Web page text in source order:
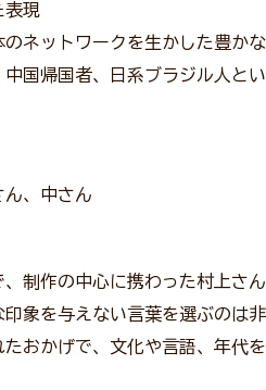
表現
ネットワークを生かした豊か
国帰国者、日系ブラジル人と
ん、中さん
制作の中心に携わった村上さ
象を与えない言葉を選ぶのは
おかげで、文化や言語、年代